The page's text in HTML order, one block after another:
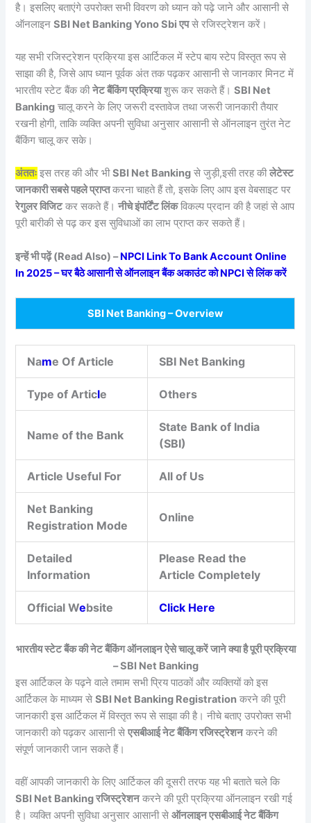
है। इसलिए बताएंगे उपरोक्त सभी विवरण को ध्यान को पढ़े जाने और आसानी से
ऑनलाइनSBI Net Banking Yono Sbi एपसे रजिस्ट्रेशन करें।
यह सभी रजिस्ट्रेशन प्रक्रिया इस आर्टिकल में स्टेप बाय स्टेप विस्तृत रूप से
साझा की है, जिसे आप ध्यान पूर्वक अंत तक पढ़कर आसानी से जानकार मिनट में
भारतीय स्टेट बैंक कीनेट बैंकिंग प्रक्रियाशुरू कर सकते हैं।SBI Net
Banking चालू करने के लिए जरूरी दस्तावेज तथा जरूरी जानकारी तैयार
रखनी होगी, ताकि व्यक्ति अपनी सुविधा अनुसार आसानी से ऑनलाइन तुरंत नेट
बैंकिंग चालू कर सके।
अंततः इस तरह की और भीSBI Net Banking से जुड़ी,इसी तरह कीलेटेस्ट
जानकारी सबसे पहले प्राप्तकरना चाहते हैं तो, इसके लिए आप इस वेबसाइट पर
रेगुलर विजिटकर सकते हैं।नीचे इंपॉर्टेंट लिंकविकल्प प्रदान की है जहां से आप
पूरी बारीकी से पढ़ कर इस सुविधाओं का लाभ प्राप्त कर सकते हैं।
इन्हें भी पढ़ें (Read Also) –NPCI Link To Bank Account Online
In 2025 – घर बैठे आसानी से ऑनलाइन बैंक अकाउंट को NPCI से लिंक करें
SBI Net Banking – Overview
Name Of Article SBI Net Banking
Type of Article Others
Name of the Bank
State Bank of India
(SBI)
Article Useful For All of Us
Net Banking
Registration Mode
Online
Detailed
Information
Please Read the
Article Completely
Official Website Click Here
भारतीय स्टेट बैंक की नेट बैंकिंग ऑनलाइन ऐसे चालू करें जाने क्या है पूरी प्रक्रिया
– SBI Net Banking
इस आर्टिकल के पढ़ने वाले तमाम सभी प्रिय पाठकों और व्यक्तियों को इस
आर्टिकल के माध्यम सेSBI Net Banking Registration करने की पूरी
जानकारी इस आर्टिकल में विस्तृत रूप से साझा की है। नीचे बताए उपरोक्त सभी
जानकारी को पढ़कर आसानी सेएसबीआई नेट बैंकिंग रजिस्ट्रेशनकरने की
संपूर्ण जानकारी जान सकते हैं।
वहीं आपकी जानकारी के लिए आर्टिकल की दूसरी तरफ यह भी बताते चले कि
SBI Net Banking रजिस्ट्रेशनकरने की पूरी प्रक्रिया ऑनलाइन रखी गई
है। व्यक्ति अपनी सुविधा अनुसार आसानी सेऑनलाइन एसबीआई नेट बैंकिंग